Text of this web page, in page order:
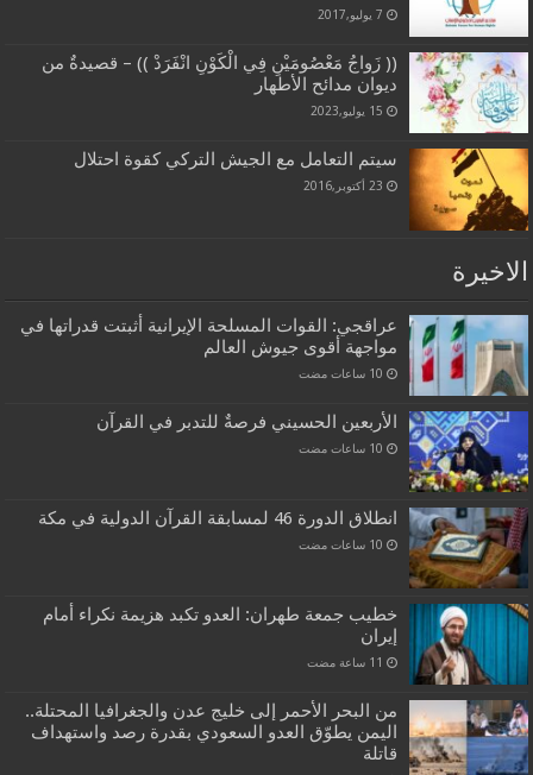
7 يوليو,2017
(( زَواجُ مَعْصُومَيْنِ فِي الْكَوْنِ انْفَرَدْ )) – قصيدةٌ من
ديوان مدائح الأطهار
15 يوليو,2023
سيتم التعامل مع الجيش التركي كقوة احتلال
23 أكتوبر,2016
الاخيرة
عراقجي: القوات المسلحة الإيرانية أثبتت قدراتها في
مواجهة أقوى جيوش العالم
الأربعين الحسيني فرصةٌ للتدبر في القرآن
انطلاق الدورة 46 لمسابقة القرآن الدولية في مكة
خطيب جمعة طهران: العدو تكبد هزيمة نكراء أمام
إيران
من البحر الأحمر إلى خليج عدن والجغرافيا المحتلة..
اليمن يطوّق العدو السعودي بقدرة رصد واستهداف
قاتلة